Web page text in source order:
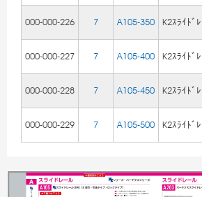
000-000-226 7 A105-350 K2ｽﾗｲﾄﾞ
000-000-227 7 A105-400 K2ｽﾗｲﾄﾞ
000-000-228 7 A105-450 K2ｽﾗｲﾄﾞ
000-000-229 7 A105-500 K2ｽﾗｲﾄﾞ